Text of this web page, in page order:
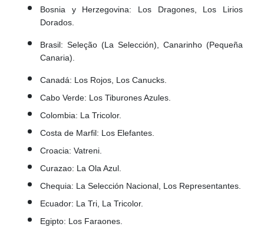
Bosnia y Herzegovina: Los Dragones, Los Lirios
Dorados.
Brasil: Seleção (La Selección), Canarinho (Pequeña
Canaria).
Canadá: Los Rojos, Los Canucks.
Cabo Verde: Los Tiburones Azules.
Colombia: La Tricolor.
Costa de Marfil: Los Elefantes.
Croacia: Vatreni.
Curazao: La Ola Azul.
Chequia: La Selección Nacional, Los Representantes.
Ecuador: La Tri, La Tricolor.
Egipto: Los Faraones.